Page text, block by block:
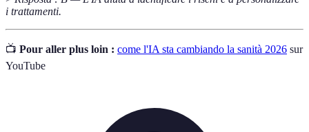
i trattamenti.
📺 Pour aller plus loin : come l'IA sta cambiando la sanità 2026 sur
YouTube